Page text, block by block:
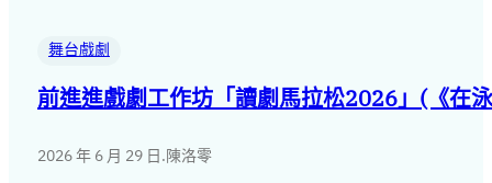
舞台戲劇
前進進戲劇工作坊「讀劇馬拉松2026」(《在
2026 年 6 月 29 日.陳洛零